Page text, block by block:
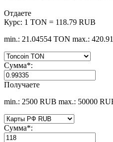
Отдаете
Курс: 1 TON = 118.79 RUB
min.: 21.04554 TON max.:
Сумма*:
Получаете
min.: 2500 RUB max.: 50000
Сумма*: